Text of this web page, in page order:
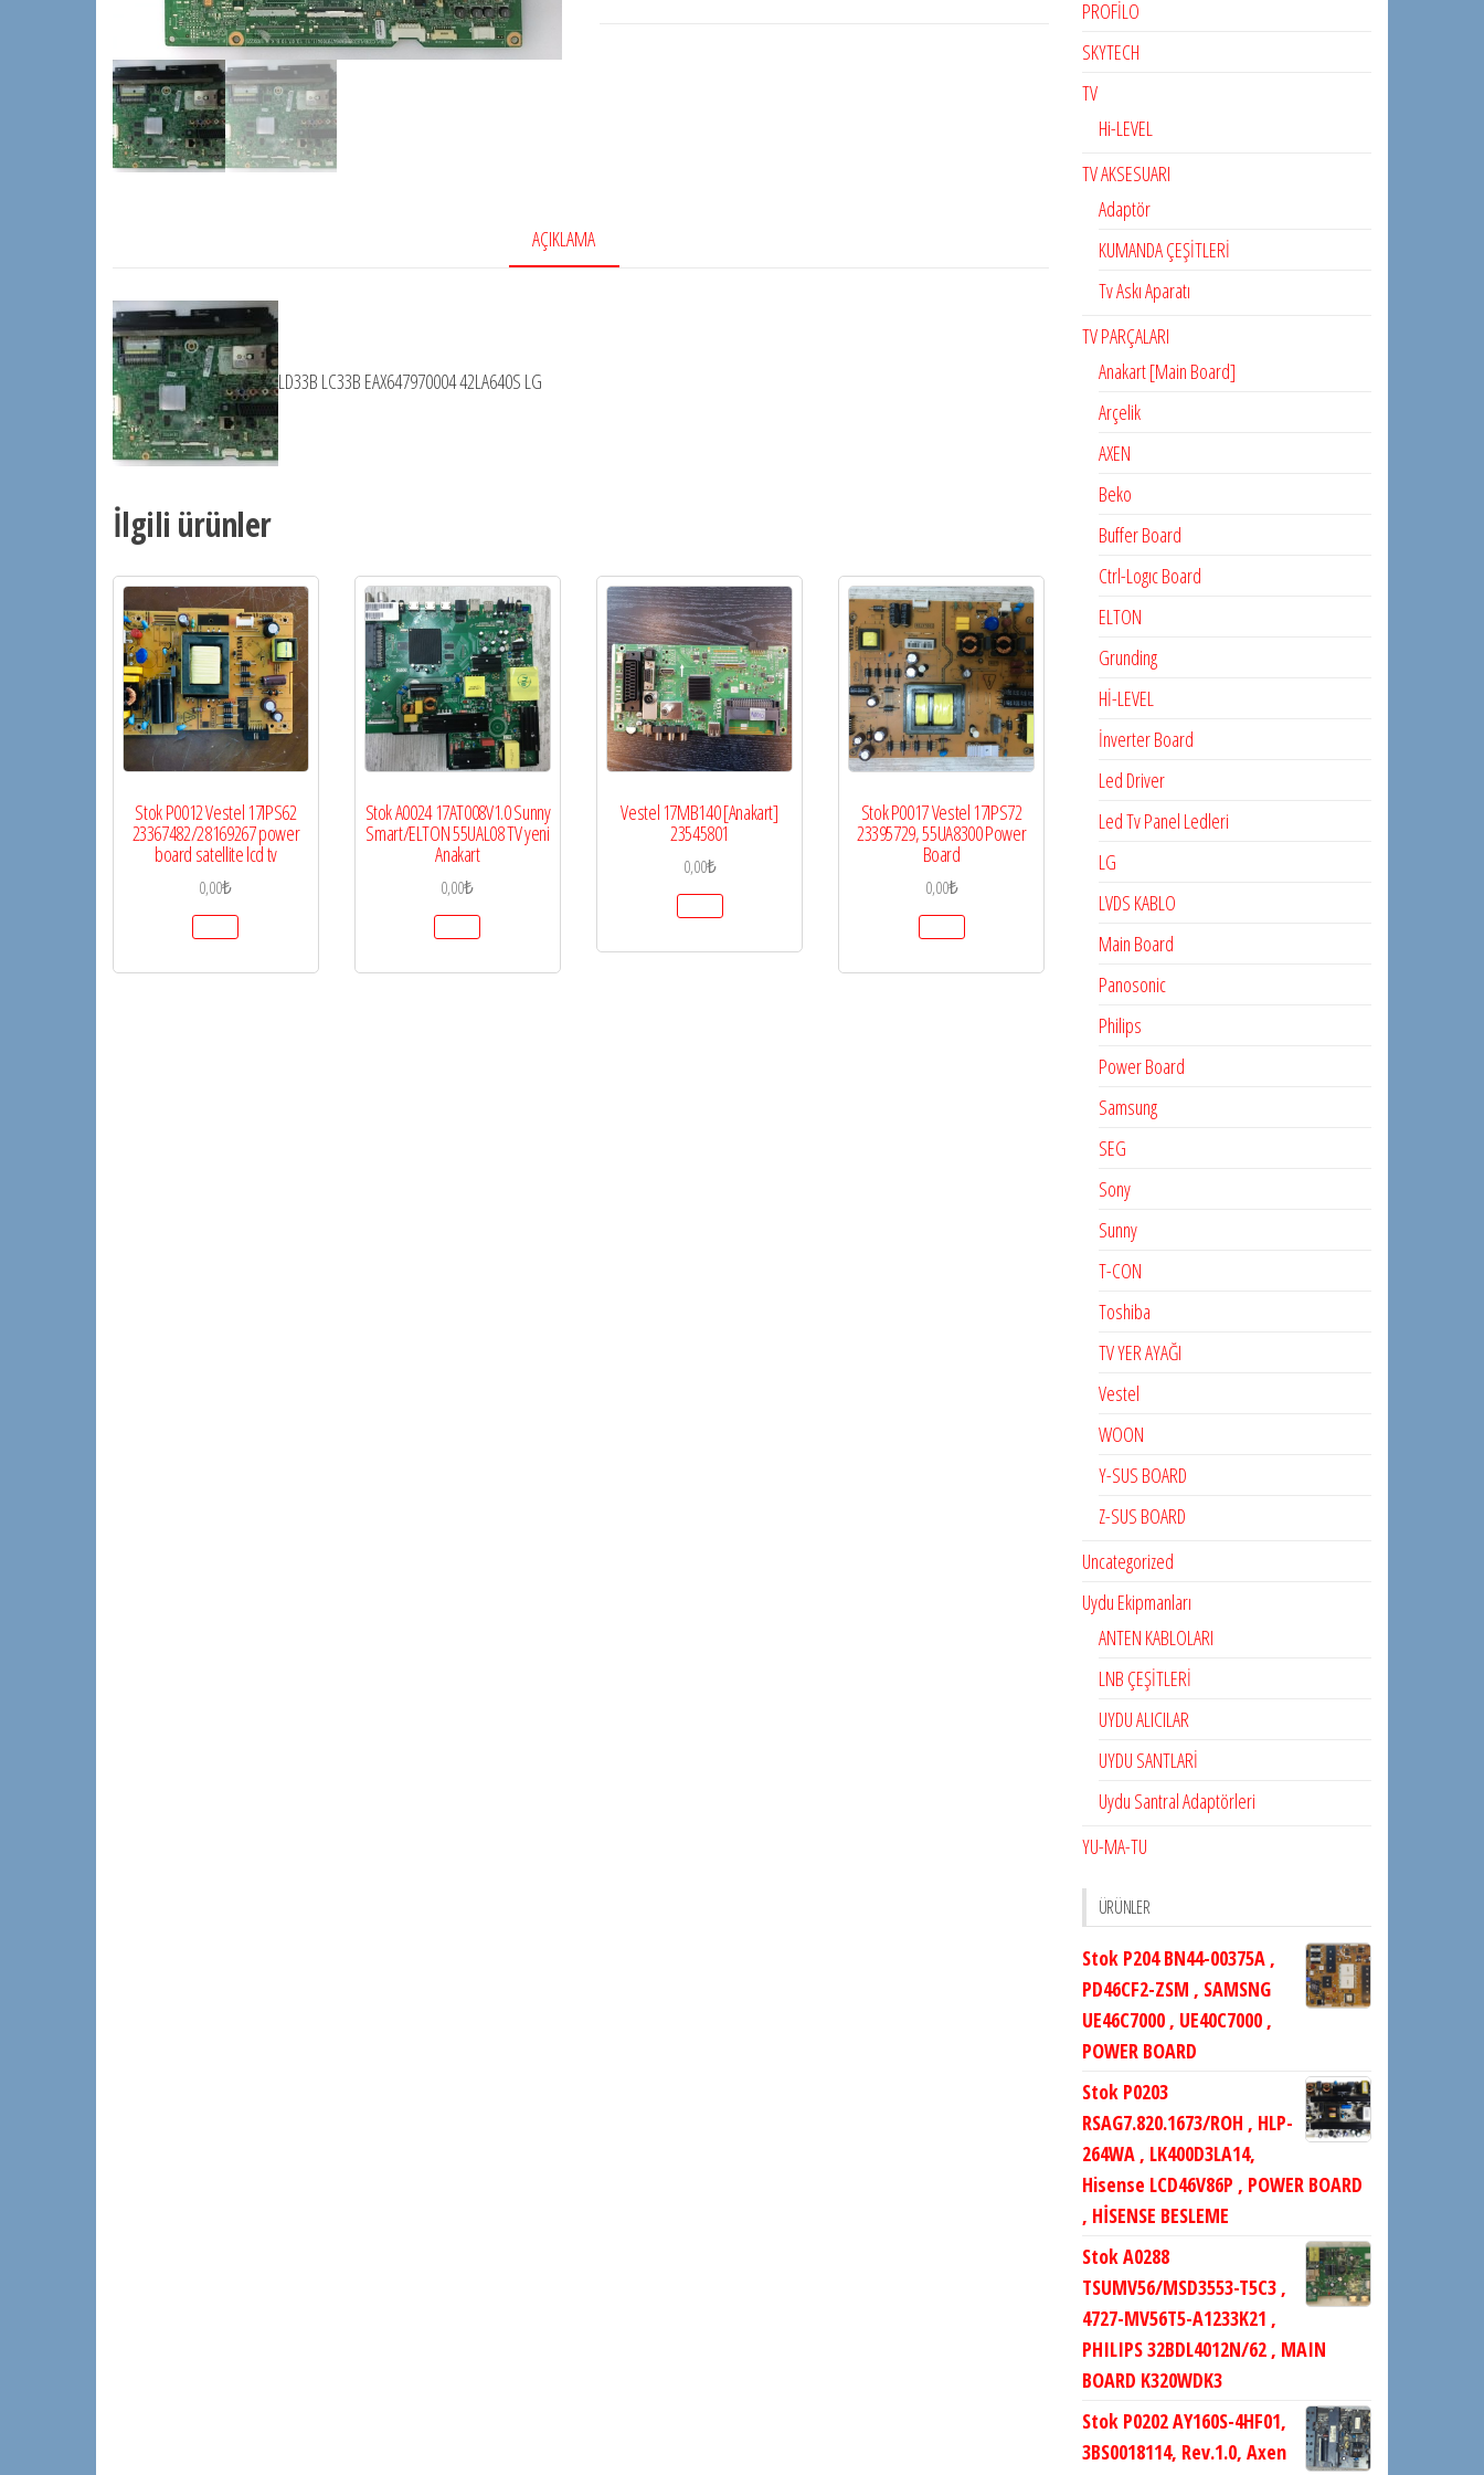
AÇIKLAMA
LD33B LC33B EAX647970004 42LA640S LG
İlgili ürünler
Stok P0012 Vestel 17IPS62
23367482/28169267 power
board satellite lcd tv
0,00₺
Stok A0024 17AT008V1.0 Sunny
Smart/ELTON 55UAL08 TV yeni
Anakart
0,00₺
Vestel 17MB140 [Anakart]
23545801
0,00₺
Stok P0017 Vestel 17IPS72
23395729, 55UA8300 Power
Board
0,00₺
PROFİLO
SKYTECH
TV
Hi-LEVEL
TV AKSESUARI
Adaptör
KUMANDA ÇEŞİTLERİ
Tv Askı Aparatı
TV PARÇALARI
Anakart [Main Board]
Arçelik
AXEN
Beko
Buffer Board
Ctrl-Logıc Board
ELTON
Grunding
Hİ-LEVEL
İnverter Board
Led Driver
Led Tv Panel Ledleri
LG
LVDS KABLO
Main Board
Panosonic
Philips
Power Board
Samsung
SEG
Sony
Sunny
T-CON
Toshiba
TV YER AYAĞI
Vestel
WOON
Y-SUS BOARD
Z-SUS BOARD
Uncategorized
Uydu Ekipmanları
ANTEN KABLOLARI
LNB ÇEŞİTLERİ
UYDU ALICILAR
UYDU SANTLARİ
Uydu Santral Adaptörleri
YU-MA-TU
ÜRÜNLER
Stok P204 BN44-00375A ,
PD46CF2-ZSM , SAMSNG
UE46C7000 , UE40C7000 ,
POWER BOARD
Stok P0203
RSAG7.820.1673/ROH , HLP-
264WA , LK400D3LA14,
Hisense LCD46V86P , POWER BOARD
, HİSENSE BESLEME
Stok A0288
TSUMV56/MSD3553-T5C3 ,
4727-MV56T5-A1233K21 ,
PHILIPS 32BDL4012N/62 , MAIN
BOARD K320WDK3
Stok P0202 AY160S-4HF01,
3BS0018114, Rev.1.0, Axen